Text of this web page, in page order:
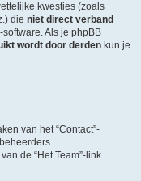
kwesties (zoals
die niet direct verband
Als je phpBB
wordt door derden kun je
van het “Contact”-
de “Het Team”-link.